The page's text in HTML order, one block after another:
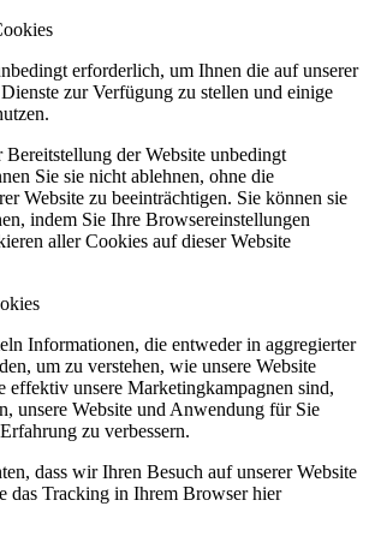
erforderlich, um Ihnen die auf unserer
zur Verfügung zu stellen und einige
Bereitstellung der Website unbedingt
Sie sie nicht ablehnen, ohne die
Website zu beeinträchtigen. Sie können sie
indem Sie Ihre Browsereinstellungen
aller Cookies auf dieser Website
Informationen, die entweder in aggregierter
um zu verstehen, wie unsere Website
effektiv unsere Marketingkampagnen sind,
unsere Website und Anwendung für Sie
zu verbessern.
dass wir Ihren Besuch auf unserer Website
das Tracking in Ihrem Browser hier